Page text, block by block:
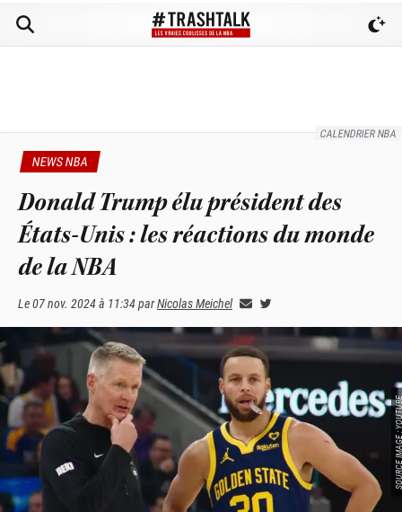
CALENDRIER NBA
NEWS NBA
Donald Trump élu président des
États-Unis : les réactions du monde
de la NBA
Le07 nov. 2024 à 11:34parNicolas Meichel
SOURCE